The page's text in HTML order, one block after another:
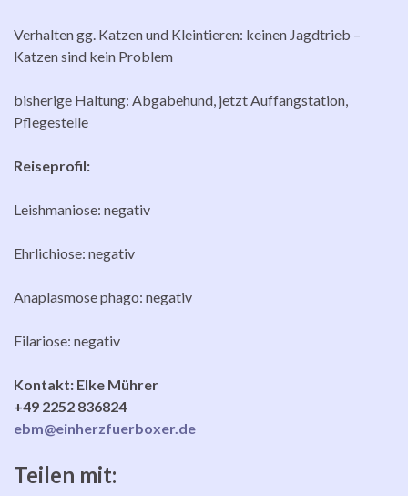
Verhalten gg. Katzen und Kleintieren: keinen Jagdtrieb –
Katzen sind kein Problem
bisherige Haltung: Abgabehund, jetzt Auffangstation,
Pflegestelle
Reiseprofil:
Leishmaniose: negativ
Ehrlichiose: negativ
Anaplasmose phago: negativ
Filariose: negativ
Kontakt: Elke Mührer
+49 2252 836824
ebm@einherzfuerboxer.de
Teilen mit: